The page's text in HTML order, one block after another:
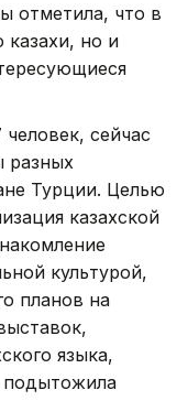
отметила, что в
казахи, но и
сейчас
разных
Турции. Целью
казахской
культурой,
планов на
языка,
подытожила